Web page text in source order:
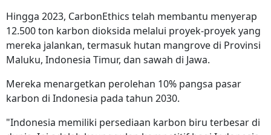
Hingga 2023, CarbonEthics telah membantu menyerap
12.500 ton karbon dioksida melalui proyek-proyek yang
mereka jalankan, termasuk hutan mangrove di Provinsi
Maluku, Indonesia Timur, dan sawah di Jawa.
Mereka menargetkan perolehan 10% pangsa pasar
karbon di Indonesia pada tahun 2030.
"Indonesia memiliki persediaan karbon biru terbesar di